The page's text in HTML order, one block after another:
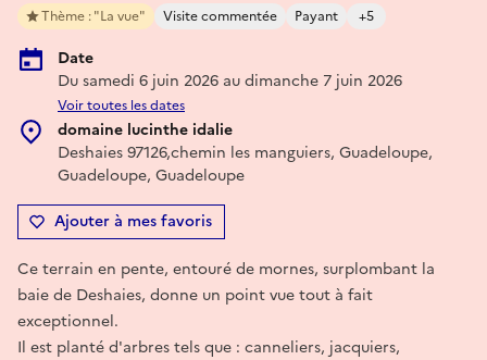
Thème : "La vue" Visite commentée Payant +5
Date
Du samedi 6 juin 2026 au dimanche 7 juin 2026
Voir toutes les dates
domaine lucinthe idalie
Deshaies 97126,chemin les manguiers, Guadeloupe,
Guadeloupe, Guadeloupe
Ajouter à mes favoris
Ce terrain en pente, entouré de mornes, surplombant la
baie de Deshaies, donne un point vue tout à fait
exceptionnel.
Il est planté d'arbres tels que : canneliers, jacquiers,